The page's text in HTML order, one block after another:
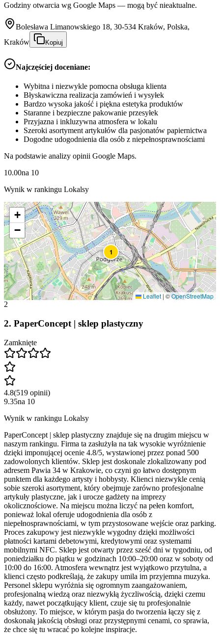
Godziny otwarcia wg Google Maps — mogą być nieaktualne.
Bolesława Limanowskiego 18, 30-534 Kraków, Polska,
Kraków
Kopiuj
Najczęściej doceniane:
Wybitna i niezwykle pomocna obsługa klienta
Błyskawiczna realizacja zamówień i wysyłek
Bardzo wysoka jakość i piękna estetyka produktów
Staranne i bezpieczne pakowanie przesyłek
Przyjazna i inkluzywna atmosfera w lokalu
Szeroki asortyment artykułów dla pasjonatów papiernictwa
Dogodne udogodnienia dla osób z niepełnosprawnościami
Na podstawie analizy opinii Google Maps.
10.00na 10
Wynik w rankingu Lokalsy
1
+
−
Leaflet | ©OpenStreetMap
2
2. PaperConcept | sklep plastyczny
Zamknięte
4.8(519 opinii)
9.35na 10
Wynik w rankingu Lokalsy
PaperConcept | sklep plastyczny znajduje się na drugim miejscu w
naszym rankingu. Firma ta zasłużyła na tak wysokie wyróżnienie
dzięki imponującej ocenie 4.8/5, wystawionej przez ponad 500
zadowolonych klientów. Sklep jest doskonale zlokalizowany pod
adresem Pawia 34 w Krakowie, co czyni go łatwo dostępnym
punktem dla każdego artysty i hobbysty. Klienci niezwykle cenią
sobie szeroki asortyment, który obejmuje zarówno profesjonalne
artykuły plastyczne, jak i urocze gadżety na imprezy
okolicznościowe. Na miejscu można liczyć na pełen komfort,
ponieważ lokal oferuje udogodnienia dla osób z
niepełnosprawnościami, w tym przystosowane wejście oraz parking.
Proces zakupowy jest niezwykle wygodny dzięki możliwości
płatności kartami debetowymi, kredytowymi oraz systemami
mobilnymi NFC. Sklep jest otwarty przez sześć dni w tygodniu, od
poniedziałku do piątku w godzinach 10:00–20:00 oraz w soboty od
10:00 do 16:00. Atmosfera wewnątrz jest wyjątkowo przytulna, a
klienci często podkreślają, że zakupy umila im przyjemna muzyka.
Personel sklepu wyróżnia się ogromnym zaangażowaniem,
profesjonalną wiedzą oraz niezwykłą życzliwością, dzięki czemu
każdy, nawet początkujący klient, czuje się tu profesjonalnie
obsłużony. To miejsce, w którym pasja do tworzenia łączy się z
doskonałą jakością obsługi oraz przystępnymi cenami, co sprawia,
że chce się tu wracać po kolejne inspiracje.